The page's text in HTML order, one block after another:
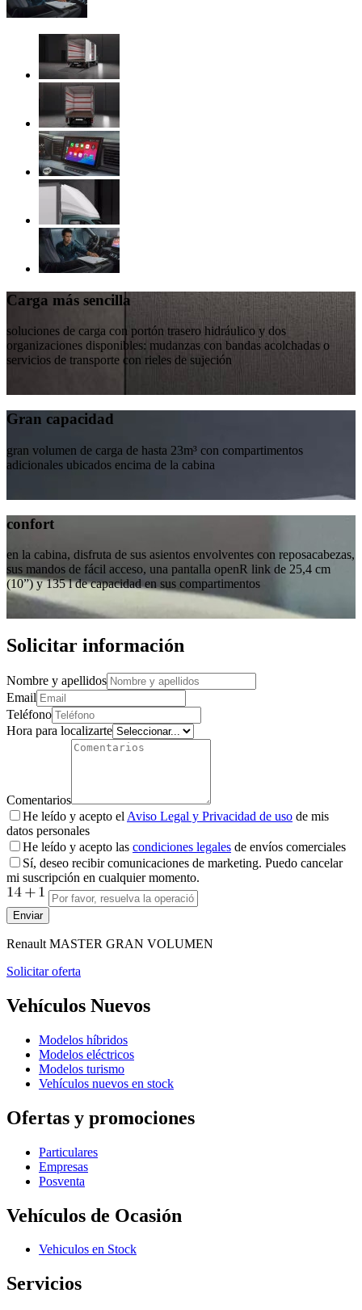
Carga más sencilla
soluciones de carga con portón trasero hidráulico y dos
organizaciones disponibles: mudanzas con bandas acolchadas o
servicios de transporte con rieles de sujeción
Gran capacidad
gran volumen de carga de hasta 23m³ con compartimentos
adicionales ubicados encima de la cabina
confort
en la cabina, disfruta de sus asientos envolventes con reposacabezas,
sus mandos de fácil acceso, una pantalla openR link de 25,4 cm
(10”) y 135 l de capacidad en sus compartimentos
Solicitar información
Nombre y apellidos
Email
Teléfono
Hora para localizarte
Comentarios
He leído y acepto el Aviso Legal y Privacidad de uso de mis
datos personales
He leído y acepto las condiciones legales de envíos comerciales
Sí, deseo recibir comunicaciones de marketing. Puedo cancelar
mi suscripción en cualquier momento.
Enviar
Renault MASTER GRAN VOLUMEN
Solicitar oferta
Vehículos Nuevos
Modelos híbridos
Modelos eléctricos
Modelos turismo
Vehículos nuevos en stock
Ofertas y promociones
Particulares
Empresas
Posventa
Vehículos de Ocasión
Vehiculos en Stock
Servicios